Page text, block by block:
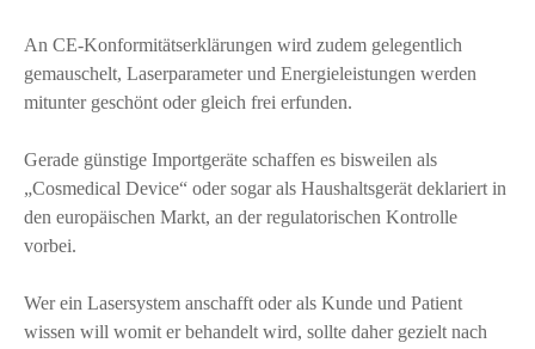
An CE-Konformitätserklärungen wird zudem gelegentlich
gemauschelt, Laserparameter und Energieleistungen werden
mitunter geschönt oder gleich frei erfunden.
Gerade günstige Importgeräte schaffen es bisweilen als
„Cosmedical Device“ oder sogar als Haushaltsgerät deklariert in
den europäischen Markt, an der regulatorischen Kontrolle
vorbei.
Wer ein Lasersystem anschafft oder als Kunde und Patient
wissen will womit er behandelt wird, sollte daher gezielt nach